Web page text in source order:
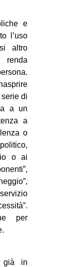
e
l’uso
altro
di
a un
a
o
o ai
per
già in